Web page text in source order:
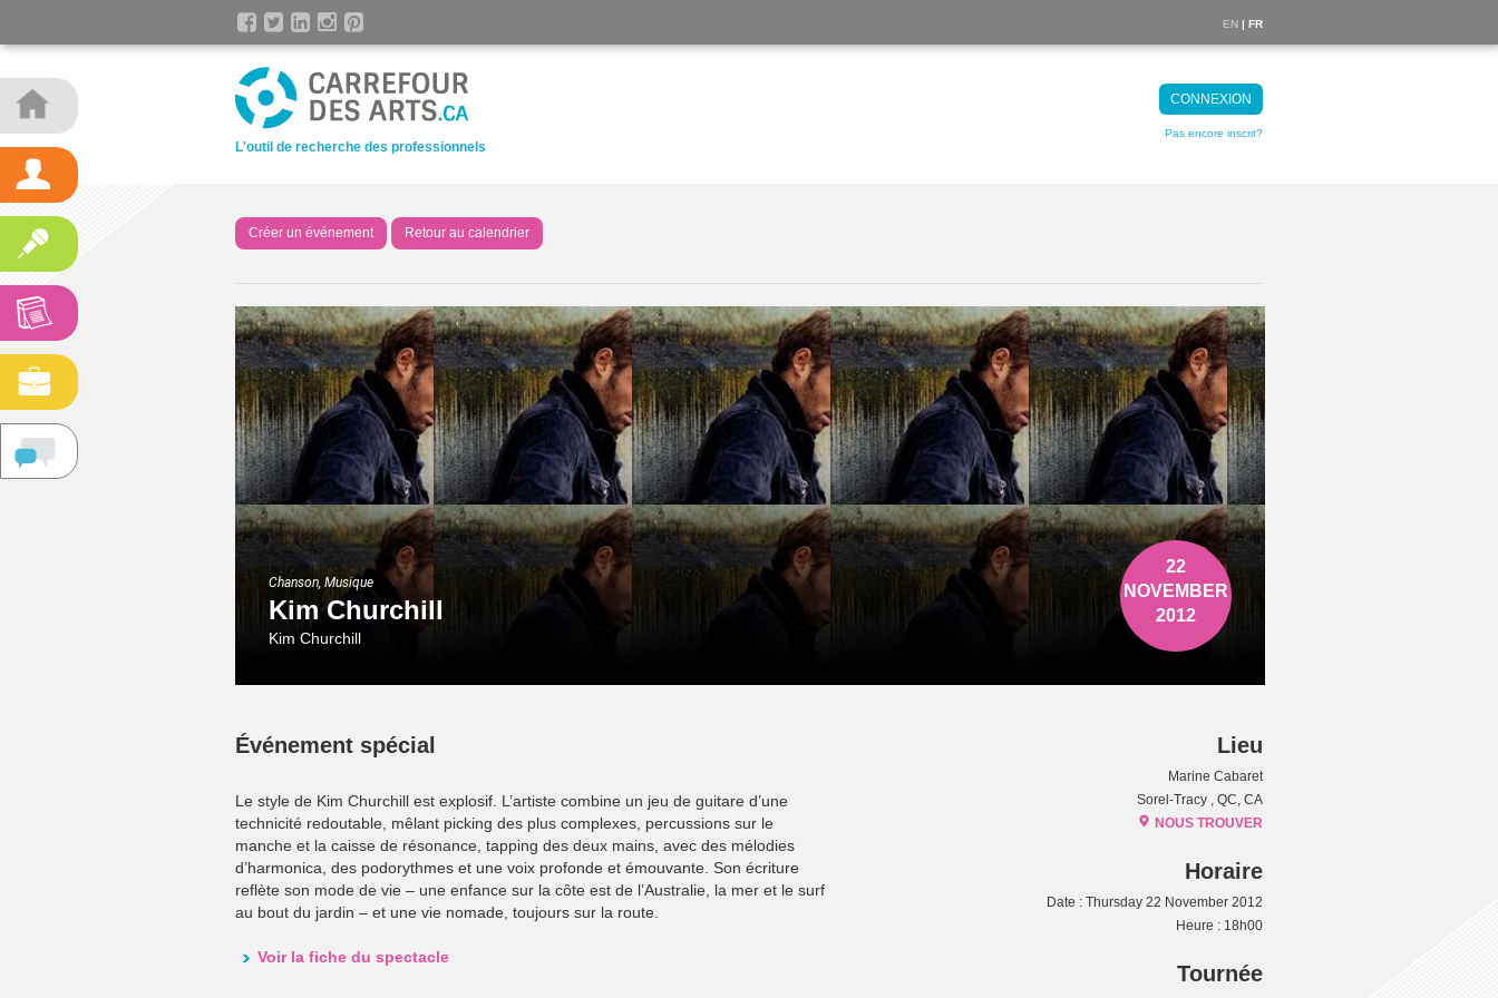
EN | FR
L'outil de recherche des professionnels
CONNEXION
Pas encore inscrit?
Créer un événement Retour au calendrier
Chanson, Musique
Kim Churchill
Kim Churchill
22
NOVEMBER
2012
Événement spécial
Le style de Kim Churchill est explosif. L’artiste combine un jeu de guitare d’une
technicité redoutable, mêlant picking des plus complexes, percussions sur le
manche et la caisse de résonance, tapping des deux mains, avec des mélodies
d’harmonica, des podorythmes et une voix profonde et émouvante. Son écriture
reflète son mode de vie – une enfance sur la côte est de l’Australie, la mer et le surf
au bout du jardin – et une vie nomade, toujours sur la route.
Voir la fiche du spectacle
Lieu
Marine Cabaret
Sorel-Tracy , QC, CA
NOUS TROUVER
Horaire
Date : Thursday 22 November 2012
Heure : 18h00
Tournée